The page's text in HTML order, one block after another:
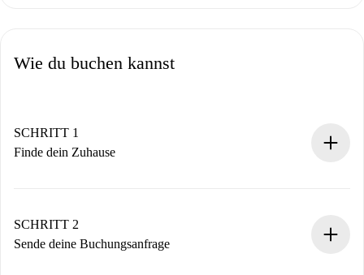
Wie du buchen kannst
SCHRITT 1
Finde dein Zuhause
Du erhältst alle notwendigen Informationen im Voraus.
SCHRITT 2
Sende deine Buchungsanfrage